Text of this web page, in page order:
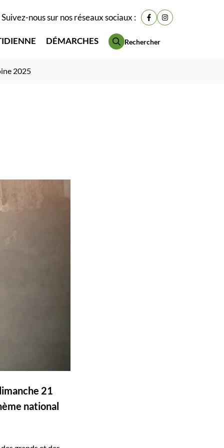
Suivez-nous sur nos réseaux sociaux : Lien vers le compte
Lien vers le
DÉMARCHES Rechercher
2025
21
national